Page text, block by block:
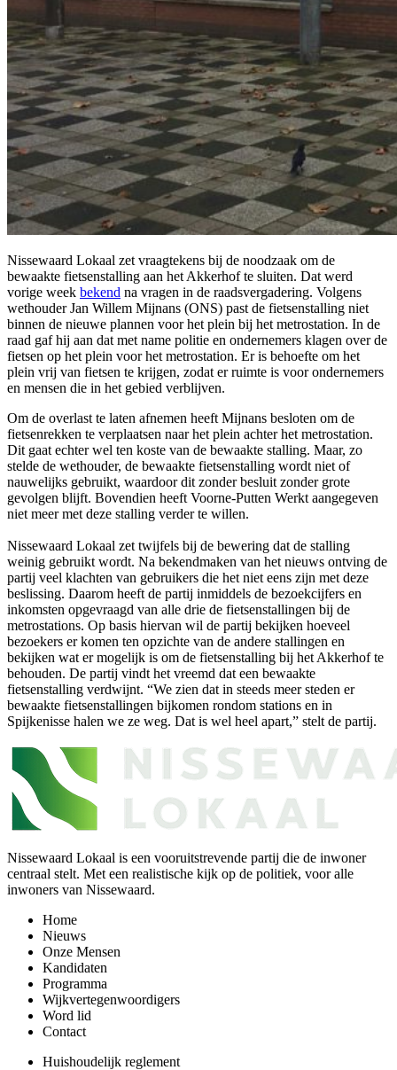
Nissewaard Lokaal zet vraagtekens bij de noodzaak om de
bewaakte fietsenstalling aan het Akkerhof te sluiten. Dat werd
vorige week bekend na vragen in de raadsvergadering. Volgens
wethouder Jan Willem Mijnans (ONS) past de fietsenstalling niet
binnen de nieuwe plannen voor het plein bij het metrostation. In de
raad gaf hij aan dat met name politie en ondernemers klagen over de
fietsen op het plein voor het metrostation. Er is behoefte om het
plein vrij van fietsen te krijgen, zodat er ruimte is voor ondernemers
en mensen die in het gebied verblijven.
Om de overlast te laten afnemen heeft Mijnans besloten om de
fietsenrekken te verplaatsen naar het plein achter het metrostation.
Dit gaat echter wel ten koste van de bewaakte stalling. Maar, zo
stelde de wethouder, de bewaakte fietsenstalling wordt niet of
nauwelijks gebruikt, waardoor dit zonder besluit zonder grote
gevolgen blijft. Bovendien heeft Voorne-Putten Werkt aangegeven
niet meer met deze stalling verder te willen.
Nissewaard Lokaal zet twijfels bij de bewering dat de stalling
weinig gebruikt wordt. Na bekendmaken van het nieuws ontving de
partij veel klachten van gebruikers die het niet eens zijn met deze
beslissing. Daarom heeft de partij inmiddels de bezoekcijfers en
inkomsten opgevraagd van alle drie de fietsenstallingen bij de
metrostations. Op basis hiervan wil de partij bekijken hoeveel
bezoekers er komen ten opzichte van de andere stallingen en
bekijken wat er mogelijk is om de fietsenstalling bij het Akkerhof te
behouden. De partij vindt het vreemd dat een bewaakte
fietsenstalling verdwijnt. “We zien dat in steeds meer steden er
bewaakte fietsenstallingen bijkomen rondom stations en in
Spijkenisse halen we ze weg. Dat is wel heel apart,” stelt de partij.
Nissewaard Lokaal is een vooruitstrevende partij die de inwoner
centraal stelt. Met een realistische kijk op de politiek, voor alle
inwoners van Nissewaard.
Home
Nieuws
Onze Mensen
Kandidaten
Programma
Wijkvertegenwoordigers
Word lid
Contact
Huishoudelijk reglement